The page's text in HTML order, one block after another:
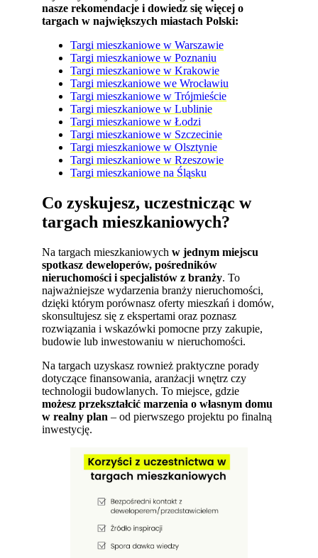
nasze rekomendacje i dowiedz się więcej o
targach w największych miastach Polski:
Targi mieszkaniowe w Warszawie
Targi mieszkaniowe w Poznaniu
Targi mieszkaniowe w Krakowie
Targi mieszkaniowe we Wrocławiu
Targi mieszkaniowe w Trójmieście
Targi mieszkaniowe w Lublinie
Targi mieszkaniowe w Łodzi
Targi mieszkaniowe w Szczecinie
Targi mieszkaniowe w Olsztynie
Targi mieszkaniowe w Rzeszowie
Targi mieszkaniowe na Śląsku
Co zyskujesz, uczestnicząc w
targach mieszkaniowych?
Na targach mieszkaniowychw jednym miejscu
spotkasz deweloperów, pośredników
nieruchomości i specjalistów z branży. To
najważniejsze wydarzenia branży nieruchomości,
dzięki którym porównasz oferty mieszkań i domów,
skonsultujesz się z ekspertami oraz poznasz
rozwiązania i wskazówki pomocne przy zakupie,
budowie lub inwestowaniu w nieruchomości.
Na targach uzyskasz rownież praktyczne porady
dotyczące finansowania, aranżacji wnętrz czy
technologii budowlanych. To miejsce, gdzie
możesz przekształcić marzenia o własnym domu
w realny plan– od pierwszego projektu po finalną
inwestycję.